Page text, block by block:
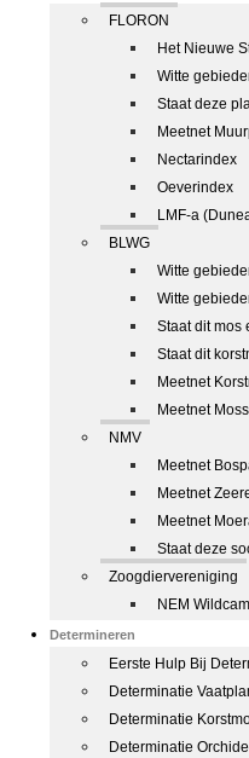
FLORON
Het Nieuwe
Witte
Staat deze
Meetnet
Nectarindex
Oeverindex
LMF-a
BLWG
Witte
Witte
Staat dit mos
Staat dit
Meetnet
Meetnet
NMV
Meetnet
Meetnet
Meetnet
Staat deze
Zoogdiervereniging
NEM
Determineren
Eerste Hulp Bij
Determinatie
Determinatie
Determinatie